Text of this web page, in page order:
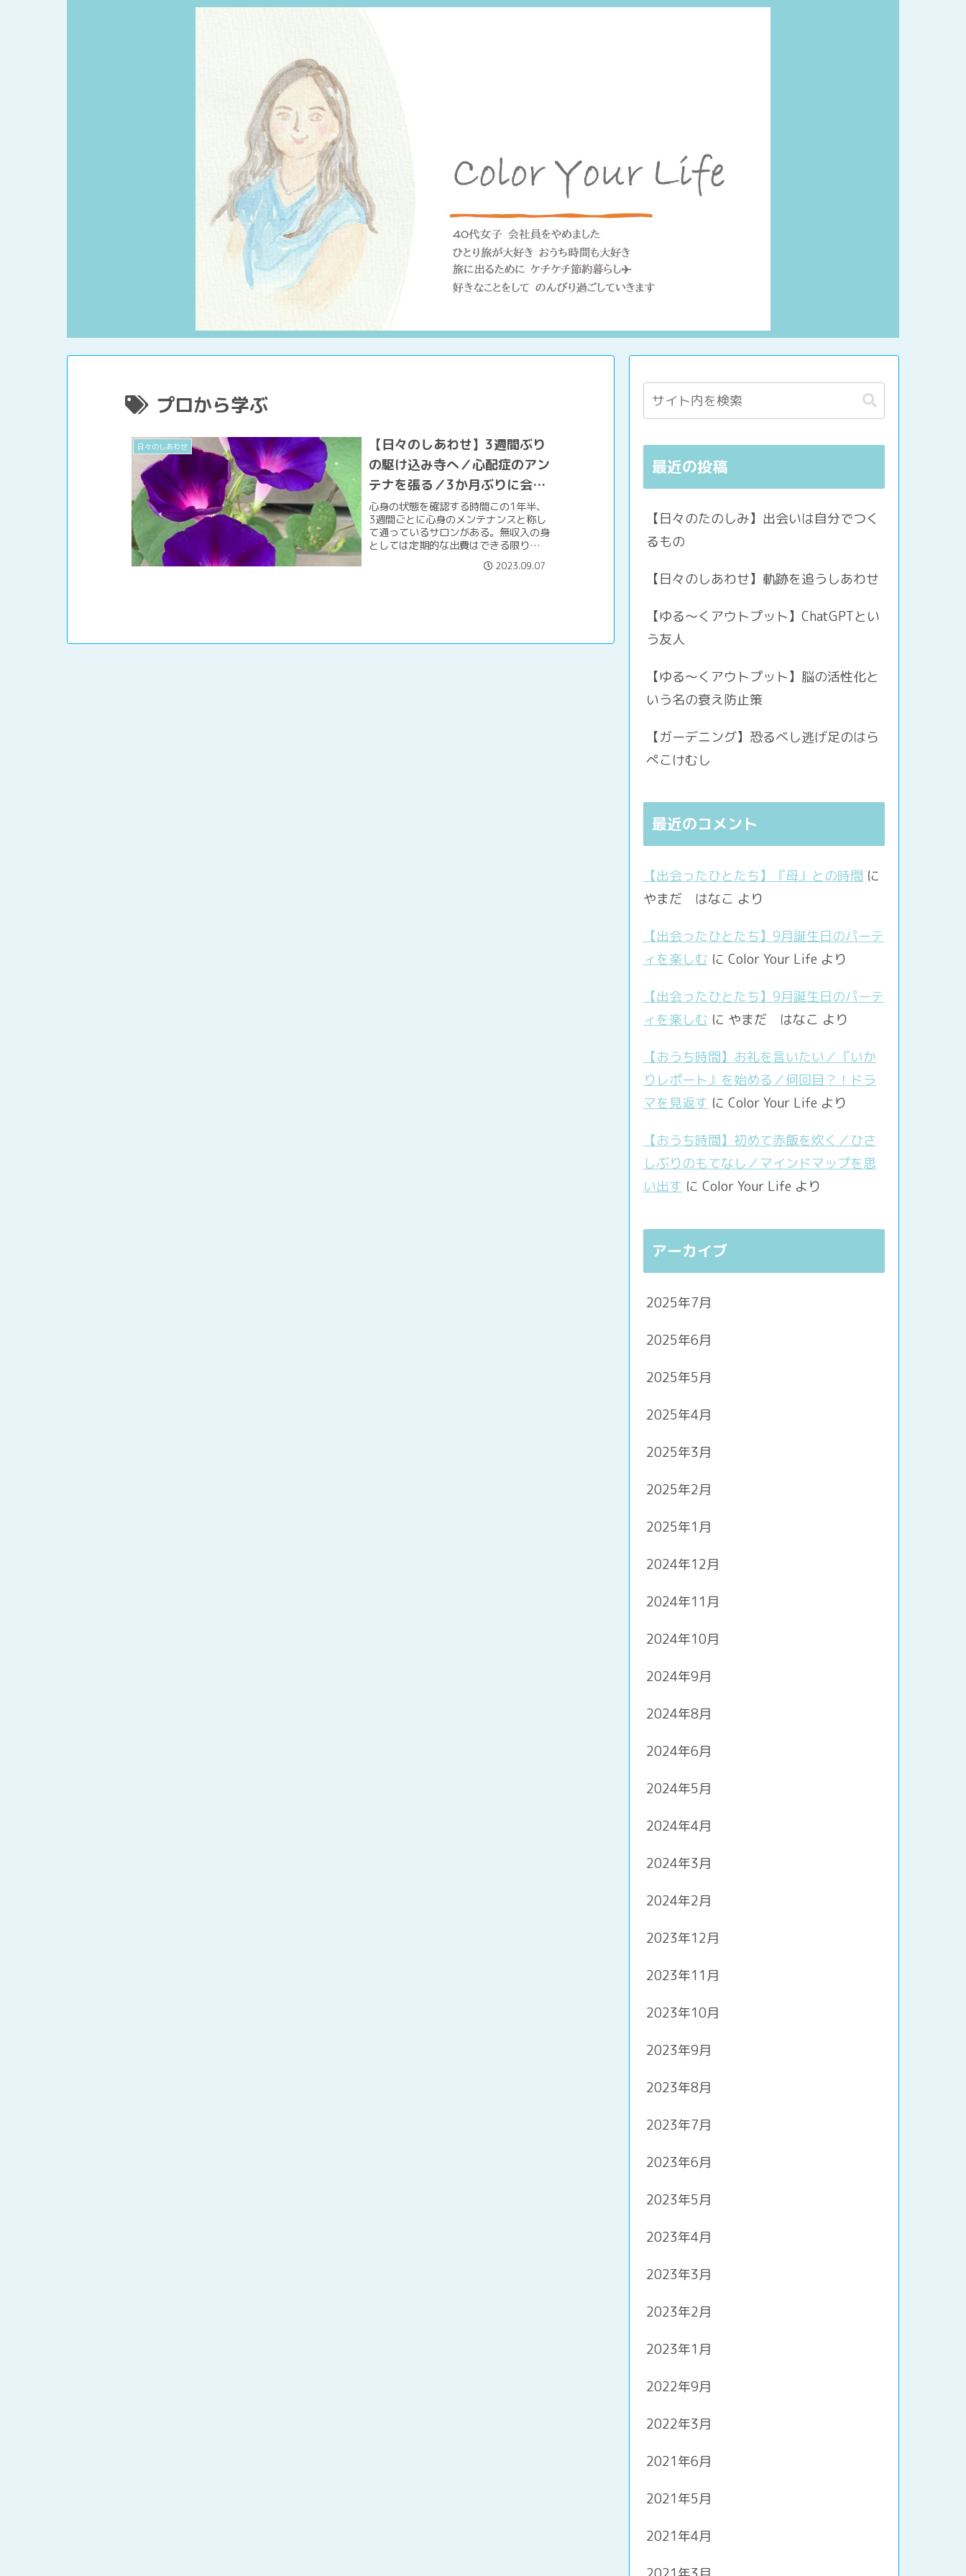
プロから学ぶ
日々のしあわせ
【日々のしあわせ】3週間ぶり
の駆け込み寺へ／心配症のアン
テナを張る／3か月ぶりに会い
に行く
心身の状態を確認する時間この1年半、
3週間ごとに心身のメンテナンスと称し
て通っているサロンがある。無収入の身
としては定期的な出費はできる限り抑え
たいところであるが、これだけはヨシと
している。ここへは働いていたときから
2023.09.07
最近の投稿
【日々のたのしみ】出会いは自分でつく
るもの
【日々のしあわせ】軌跡を追うしあわせ
【ゆる〜くアウトプット】ChatGPTとい
う友人
【ゆる〜くアウトプット】脳の活性化と
いう名の衰え防止策
【ガーデニング】恐るべし逃げ足のはら
ぺこけむし
最近のコメント
【出会ったひとたち】『母』との時間 に
やまだ はなこ より
【出会ったひとたち】9月誕生日のパーテ
ィを楽しむ に Color Your Life より
【出会ったひとたち】9月誕生日のパーテ
ィを楽しむ に やまだ はなこ より
【おうち時間】お礼を言いたい／『いか
りレポート』を始める／何回目？！ドラ
マを見返す に Color Your Life より
【おうち時間】初めて赤飯を炊く／ひさ
しぶりのもてなし／マインドマップを思
い出す に Color Your Life より
アーカイブ
2025年7月
2025年6月
2025年5月
2025年4月
2025年3月
2025年2月
2025年1月
2024年12月
2024年11月
2024年10月
2024年9月
2024年8月
2024年6月
2024年5月
2024年4月
2024年3月
2024年2月
2023年12月
2023年11月
2023年10月
2023年9月
2023年8月
2023年7月
2023年6月
2023年5月
2023年4月
2023年3月
2023年2月
2023年1月
2022年9月
2022年3月
2021年6月
2021年5月
2021年4月